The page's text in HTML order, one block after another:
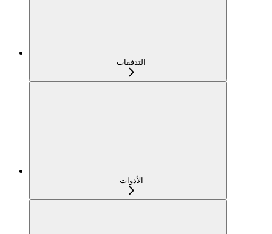
التدفقات
الأدوات